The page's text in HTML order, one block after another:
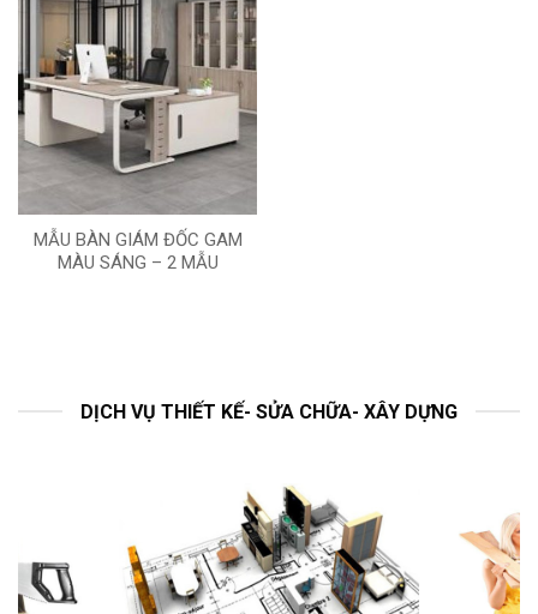
MẪU BÀN GIÁM ĐỐC GAM
MÀU SÁNG – 2 MẪU
DỊCH VỤ THIẾT KẾ- SỬA CHỮA- XÂY DỰNG